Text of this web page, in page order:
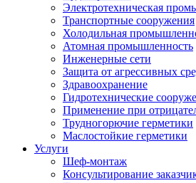
Электротехническая
Транспортные сооружения
Холодильная
Атомная промышленность
Инженерные сети
Защита от агрессивных
Здравоохранение
Гидротехнические
Применение при
Трудногорючие герметики
Маслостойкие герметики
Услуги
Шеф-монтаж
Консультирование